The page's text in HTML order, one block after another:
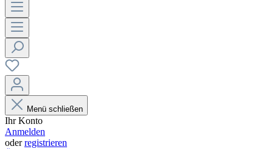
Menü schließen
Ihr Konto
Anmelden
oderregistrieren